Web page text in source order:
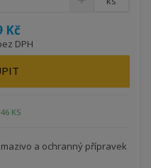
Kč
DPH
KS
a ochranný přípravek